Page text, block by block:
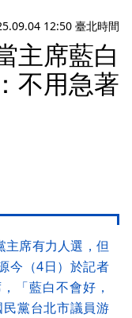
12:50 臺北時間
主席藍白
不用急著
主席有力人選，但
今（4日）於記者
「藍白不會好，
黨台北市議員游